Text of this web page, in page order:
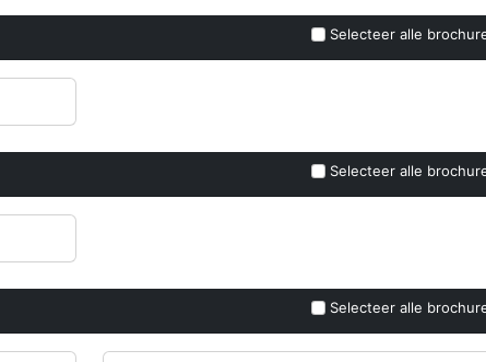
Selecteer alle
Selecteer alle
Selecteer alle